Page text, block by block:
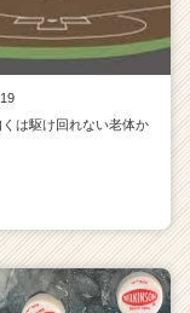
は駆け回れない老体か